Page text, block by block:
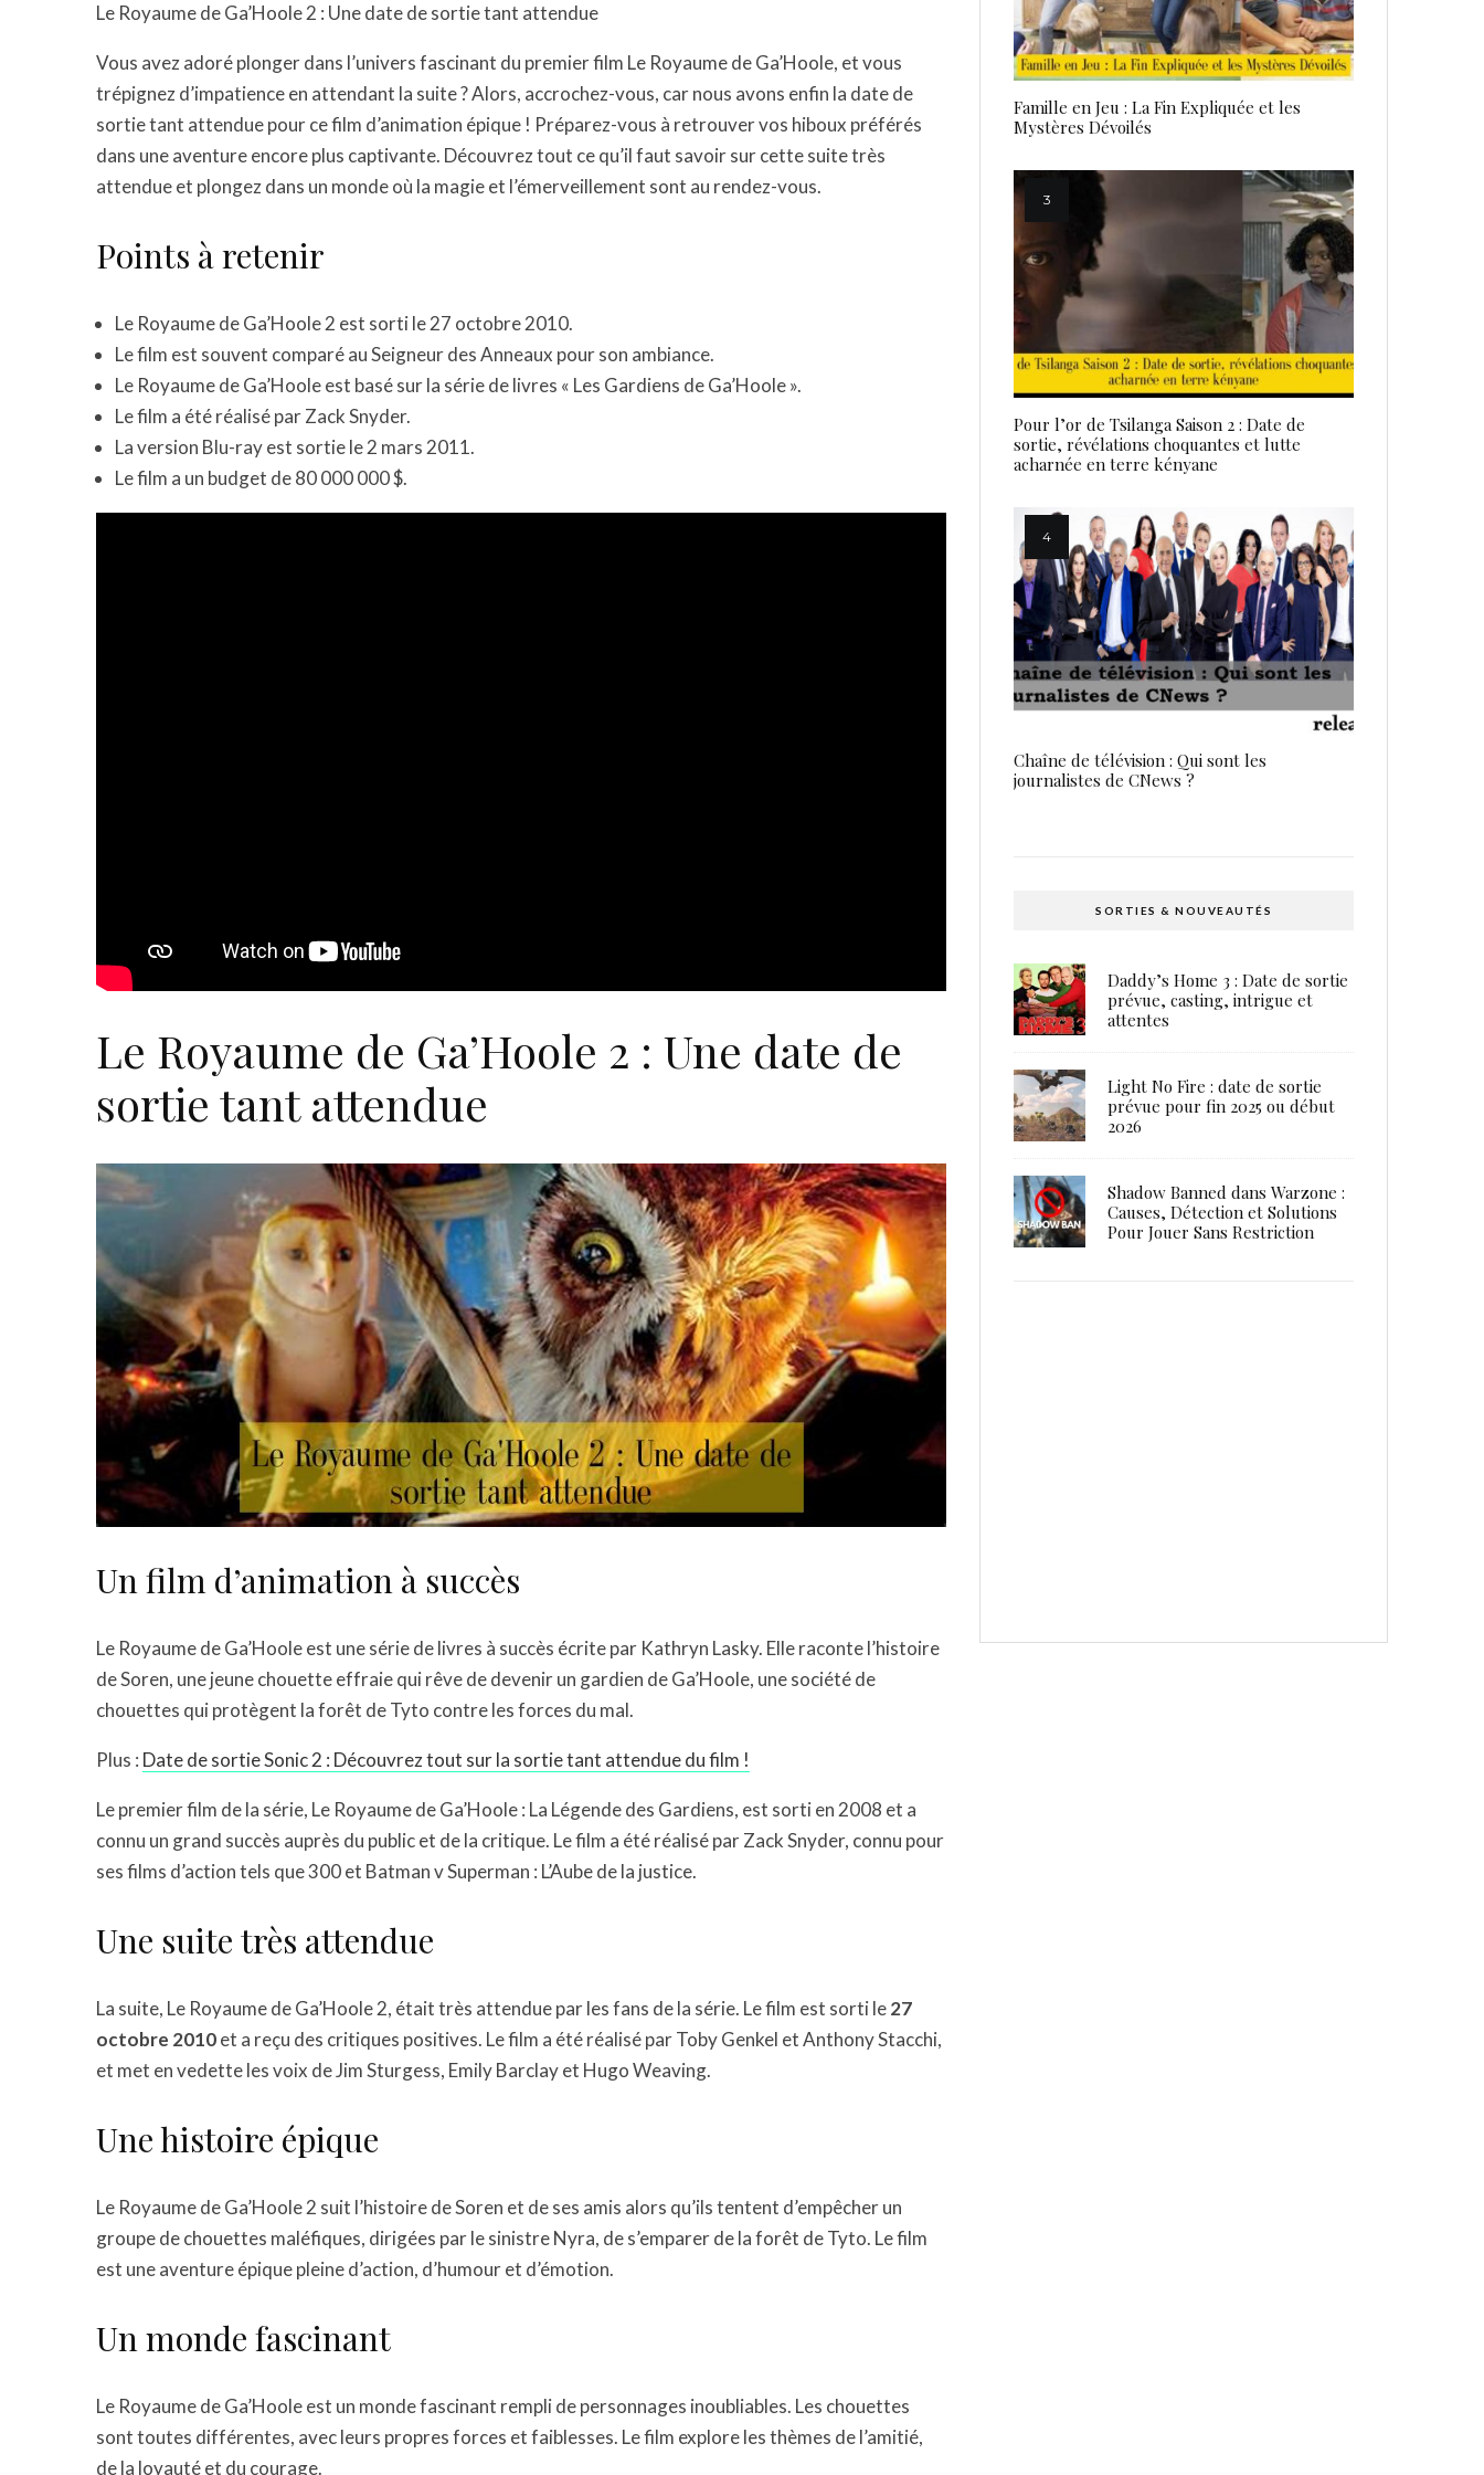
Le Royaume de Ga’Hoole 2 : Une date de sortie tant attendue
Vous avez adoré plonger dans l’univers fascinant du premier film Le Royaume de Ga’Hoole, et vous
trépignez d’impatience en attendant la suite ? Alors, accrochez-vous, car nous avons enfin la date de
sortie tant attendue pour ce film d’animation épique ! Préparez-vous à retrouver vos hiboux préférés
dans une aventure encore plus captivante. Découvrez tout ce qu’il faut savoir sur cette suite très
attendue et plongez dans un monde où la magie et l’émerveillement sont au rendez-vous.
Points à retenir
Le Royaume de Ga’Hoole 2 est sorti le 27 octobre 2010.
Le film est souvent comparé au Seigneur des Anneaux pour son ambiance.
Le Royaume de Ga’Hoole est basé sur la série de livres « Les Gardiens de Ga’Hoole ».
Le film a été réalisé par Zack Snyder.
La version Blu-ray est sortie le 2 mars 2011.
Le film a un budget de 80 000 000 $.
Le Royaume de Ga’Hoole 2 : Une date de
sortie tant attendue
Un film d’animation à succès
Le Royaume de Ga’Hoole est une série de livres à succès écrite par Kathryn Lasky. Elle raconte l’histoire
de Soren, une jeune chouette effraie qui rêve de devenir un gardien de Ga’Hoole, une société de
chouettes qui protègent la forêt de Tyto contre les forces du mal.
Plus : Date de sortie Sonic 2 : Découvrez tout sur la sortie tant attendue du film !
Le premier film de la série, Le Royaume de Ga’Hoole : La Légende des Gardiens, est sorti en 2008 et a
connu un grand succès auprès du public et de la critique. Le film a été réalisé par Zack Snyder, connu pour
ses films d’action tels que 300 et Batman v Superman : L’Aube de la justice.
Une suite très attendue
La suite, Le Royaume de Ga’Hoole 2, était très attendue par les fans de la série. Le film est sorti le27
octobre 2010et a reçu des critiques positives. Le film a été réalisé par Toby Genkel et Anthony Stacchi,
et met en vedette les voix de Jim Sturgess, Emily Barclay et Hugo Weaving.
Une histoire épique
Le Royaume de Ga’Hoole 2 suit l’histoire de Soren et de ses amis alors qu’ils tentent d’empêcher un
groupe de chouettes maléfiques, dirigées par le sinistre Nyra, de s’emparer de la forêt de Tyto. Le film
est une aventure épique pleine d’action, d’humour et d’émotion.
Un monde fascinant
Le Royaume de Ga’Hoole est un monde fascinant rempli de personnages inoubliables. Les chouettes
sont toutes différentes, avec leurs propres forces et faiblesses. Le film explore les thèmes de l’amitié,
de la loyauté et du courage.
Famille en Jeu : La Fin Expliquée et les
Mystères Dévoilés
Pour l’or de Tsilanga Saison 2 : Date de
sortie, révélations choquantes et lutte
acharnée en terre kényane
Chaîne de télévision : Qui sont les
journalistes de CNews ?
SORTIES & NOUVEAUTÉS
Daddy’s Home 3 : Date de sortie
prévue, casting, intrigue et
attentes
Light No Fire : date de sortie
prévue pour fin 2025 ou début
2026
Shadow Banned dans Warzone :
Causes, Détection et Solutions
Pour Jouer Sans Restriction